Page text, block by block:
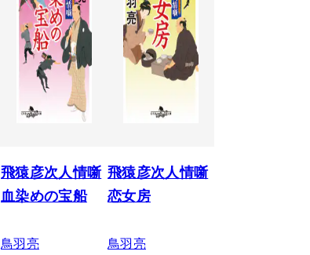
飛猿彦次人情噺
血染めの宝船
鳥羽亮
飛猿彦次人情噺
恋女房
鳥羽亮